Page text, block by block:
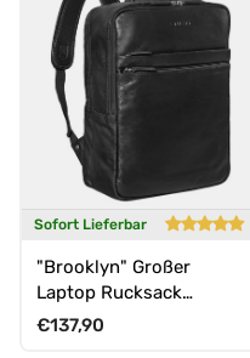
Sofort Lieferbar
"Brooklyn" Großer
Laptop Rucksack
Echtleder mit 15.6 Zoll
Normaler Preis
€137,90